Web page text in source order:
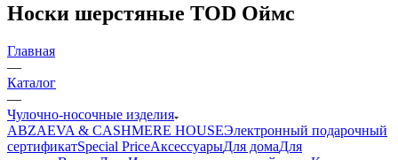
Носки шерстяные TOD Оймс
Главная
—
Каталог
—
Чулочно-носочные изделия
ABZAEVA & CASHMERE HOUSEЭлектронный подарочный
сертификатSpecial PriceАксессуарыДля домаДля